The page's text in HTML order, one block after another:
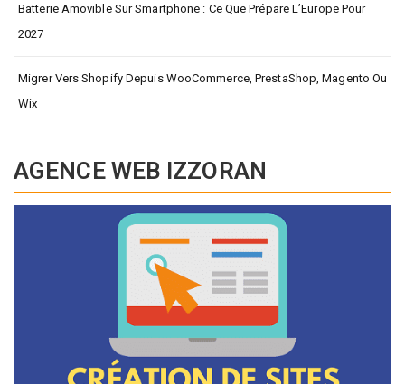
Batterie Amovible Sur Smartphone : Ce Que Prépare L’Europe Pour
2027
Migrer Vers Shopify Depuis WooCommerce, PrestaShop, Magento Ou
Wix
AGENCE WEB IZZORAN